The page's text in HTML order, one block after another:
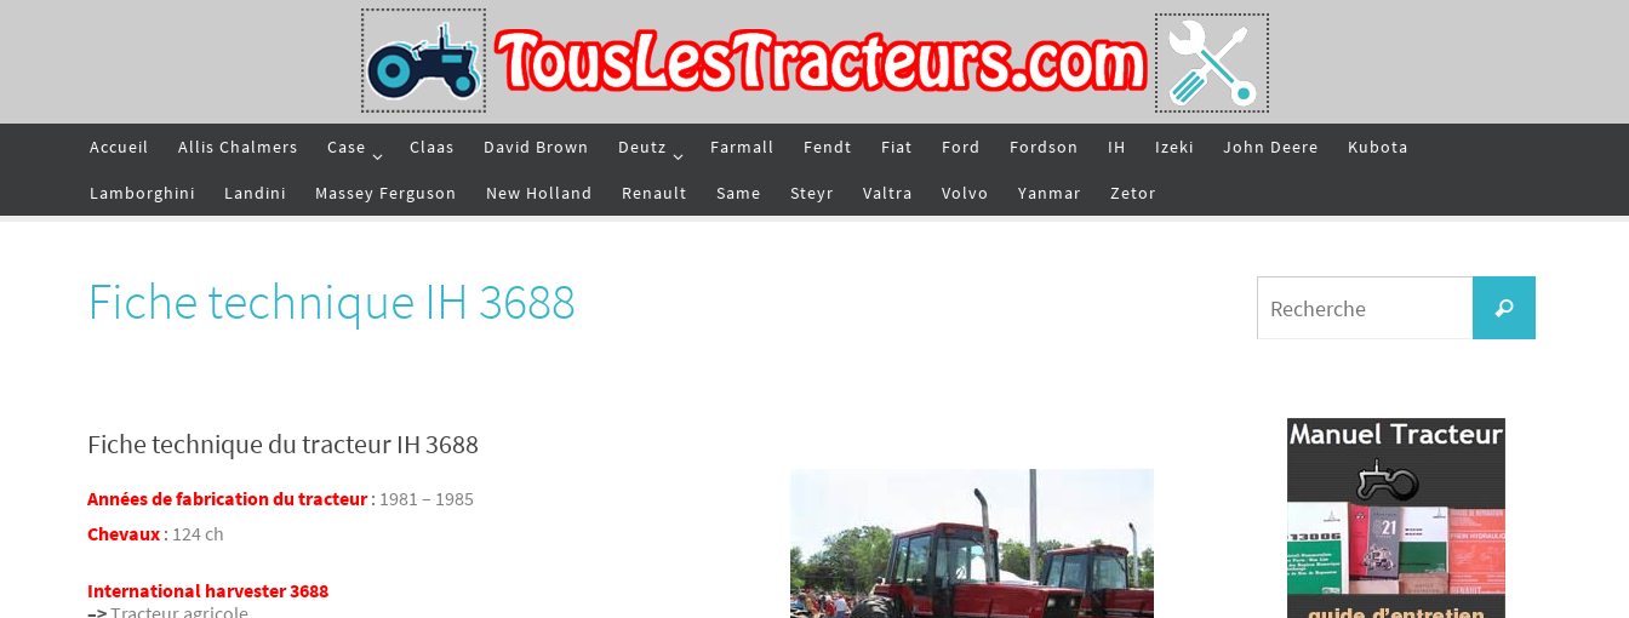
Accueil Allis Chalmers Case Claas David Brown Deutz Farmall Fendt Fiat Ford Fordson IH Izeki John Deere Kubota
Lamborghini Landini Massey Ferguson New Holland Renault Same Steyr Valtra Volvo Yanmar Zetor
Fiche technique IH 3688
Fiche technique du tracteur IH 3688
Années de fabrication du tracteur: 1981 – 1985
Chevaux : 124 ch
International harvester 3688
Recherche